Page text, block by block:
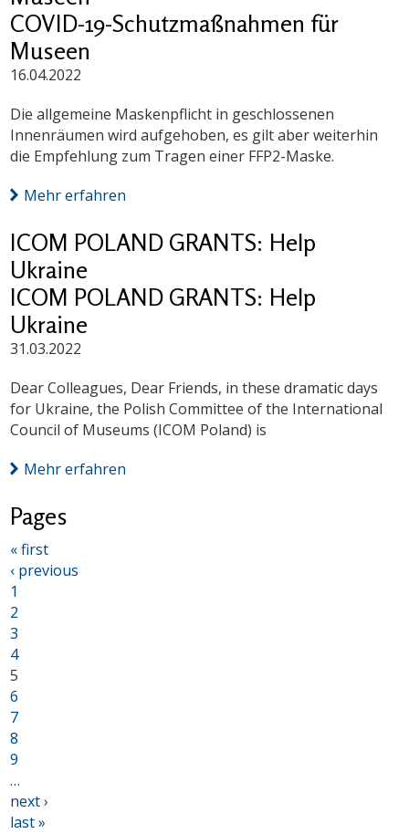
COVID-19-Schutzmaßnahmen für
Museen
16.04.2022
Die allgemeine Maskenpflicht in geschlossenen
Innenräumen wird aufgehoben, es gilt aber weiterhin
die Empfehlung zum Tragen einer FFP2-Maske.
Mehr erfahren
ICOM POLAND GRANTS: Help
Ukraine
ICOM POLAND GRANTS: Help
Ukraine
31.03.2022
Dear Colleagues, Dear Friends, in these dramatic days
for Ukraine, the Polish Committee of the International
Council of Museums (ICOM Poland) is
Mehr erfahren
Pages
« first
‹ previous
1
2
3
4
5
6
7
8
9
…
next ›
last »